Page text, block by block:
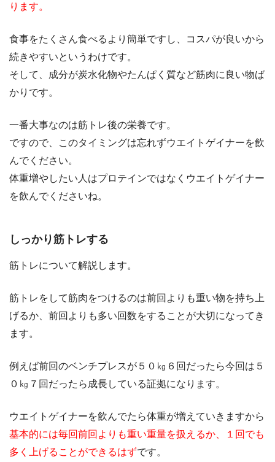
ります。
食事をたくさん食べるより簡単ですし、コスパが良いから
続きやすいというわけです。
そして、成分が炭水化物やたんぱく質など筋肉に良い物ば
かりです。
一番大事なのは筋トレ後の栄養です。
ですので、このタイミングは忘れずウエイトゲイナーを飲
んでください。
体重増やしたい人はプロテインではなくウエイトゲイナー
を飲んでくださいね。
しっかり筋トレする
筋トレについて解説します。
筋トレをして筋肉をつけるのは前回よりも重い物を持ち上
げるか、前回よりも多い回数をすることが大切になってき
ます。
例えば前回のベンチプレスが５０㎏６回だったら今回は５
０㎏７回だったら成長している証拠になります。
ウエイトゲイナーを飲んでたら体重が増えていきますから
基本的には毎回前回よりも重い重量を扱えるか、１回でも
多く上げることができるはずです。